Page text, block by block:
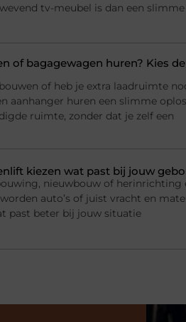
tv-meubel is dan een
of bagagewagen huren? Kies
of heb je extra laadruimte
aanhanger huren een slimme
ruimte, zonder dat je zelf een
kiezen wat past bij jouw
nieuwbouw of herinrichting
auto’s of juist vracht en
past beter bij jouw situatie